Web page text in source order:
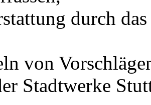
durch
von
Stadtwerke